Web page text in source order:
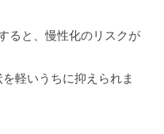
ると、慢性化のリスクが
軽いうちに抑えられま